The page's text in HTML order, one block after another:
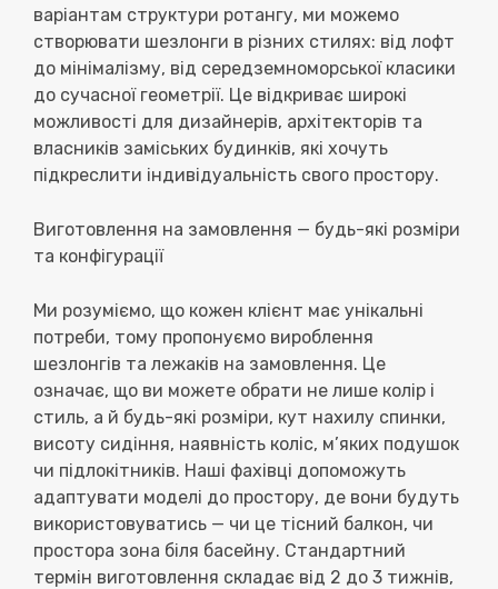
варіантам структури ротангу, ми можемо
створювати шезлонги в різних стилях: від лофт
до мінімалізму, від середземноморської класики
до сучасної геометрії. Це відкриває широкі
можливості для дизайнерів, архітекторів та
власників заміських будинків, які хочуть
підкреслити індивідуальність свого простору.
Виготовлення на замовлення — будь-які розміри
та конфігурації
Ми розуміємо, що кожен клієнт має унікальні
потреби, тому пропонуємо вироблення
шезлонгів та лежаків на замовлення. Це
означає, що ви можете обрати не лише колір і
стиль, а й будь-які розміри, кут нахилу спинки,
висоту сидіння, наявність коліс, м’яких подушок
чи підлокітників. Наші фахівці допоможуть
адаптувати моделі до простору, де вони будуть
використовуватись — чи це тісний балкон, чи
простора зона біля басейну. Стандартний
термін виготовлення складає від 2 до 3 тижнів,